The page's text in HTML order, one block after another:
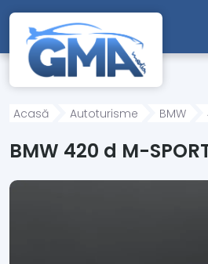
Mergi direct la conținutul principal
Acasă Autoturisme BMW
BMW 420 d M-